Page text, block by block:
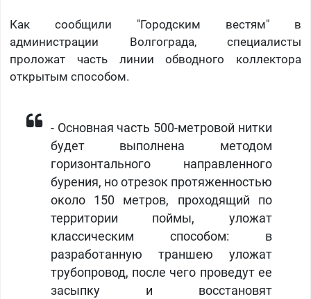
Как сообщили "Городским вестям" в
администрации Волгограда, специалисты
проложат часть линии обводного коллектора
открытым способом.
- Основная часть 500-метровой нитки
будет выполнена методом
горизонтального направленного
бурения, но отрезок протяженностью
около 150 метров, проходящий по
территории поймы, уложат
классическим способом: в
разработанную траншею уложат
трубопровод, после чего проведут ее
засыпку и восстановят